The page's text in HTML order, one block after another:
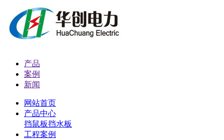
产品
案例
新闻
网站首页
产品中心
挡鼠板挡水板
工程案例